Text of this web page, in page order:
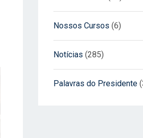
Nossos Cursos (6)
Notícias (285)
Palavras do Presidente